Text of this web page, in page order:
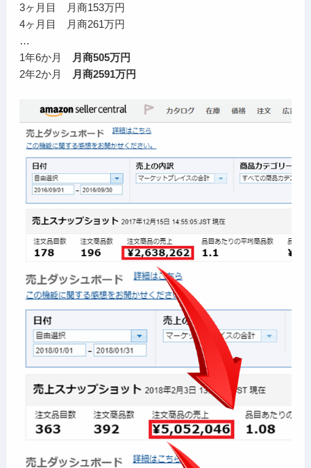
3ヶ月目 月商153万円
4ヶ月目 月商261万円
…
1年6か月
月商505万円
2年2か月
月商2591万円